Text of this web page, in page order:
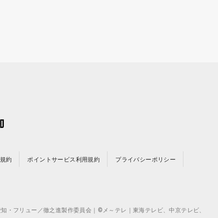
約 ポイントサービス利用規約 プライバシーポリシー
フリュー／徹之進製作委員会｜©メ～テレ｜東海テレビ、中京テレビ、